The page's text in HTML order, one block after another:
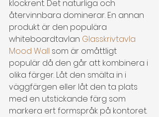
klockrent. Det naturliga och
återvinnbara dominerar. En annan
produkt är den populära
whiteboardtavlan Glasskrivtavla
Mood Wall som är omåttligt
populär då den går att kombinera i
olika färger. Låt den smälta in i
väggfärgen eller låt den ta plats
med en utstickande färg som
markera ert formspråk på kontoret.